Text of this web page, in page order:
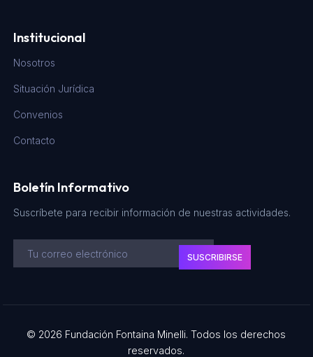
Institucional
Nosotros
Situación Jurídica
Convenios
Contacto
Boletín Informativo
Suscríbete para recibir información de nuestras actividades.
SUSCRIBIRSE
© 2026 Fundación Fontaina Minelli. Todos los derechos
reservados.